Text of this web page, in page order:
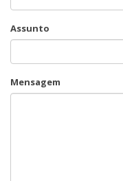
Assunto
Mensagem